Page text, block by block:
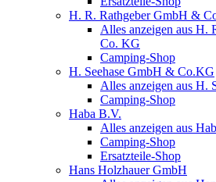
H. R. Rathgeber GmbH &
Alles anzeigen aus H.
Co. KG
Camping-Shop
H. Seehase GmbH & Co.KG
Alles anzeigen aus H.
Camping-Shop
Haba B.V.
Alles anzeigen aus
Camping-Shop
Ersatzteile-Shop
Hans Holzhauer GmbH